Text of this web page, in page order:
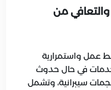
والتعافي من
عمل واستمرارية
في حال حدوث
سيبرانية، وتشمل